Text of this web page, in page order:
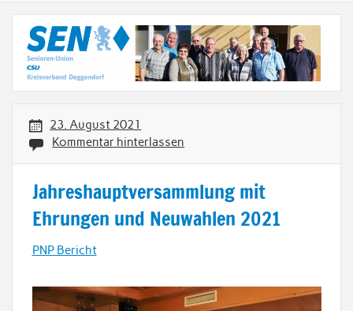
23. August 2021
Kommentar hinterlassen
Jahreshauptversammlung mit
Ehrungen und Neuwahlen 2021
PNP Bericht